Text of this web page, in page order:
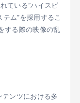
ている“ハイスピ
ム”を採用するこ
する際の映像の乱
ンツにおける多